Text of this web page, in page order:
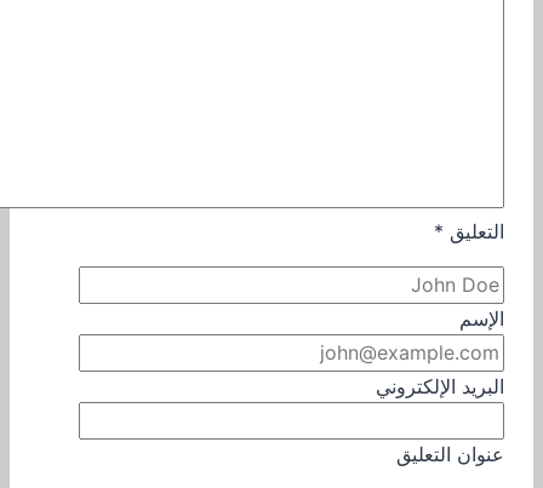
التعليق *
الإسم
البريد الإلكتروني
عنوان التعليق